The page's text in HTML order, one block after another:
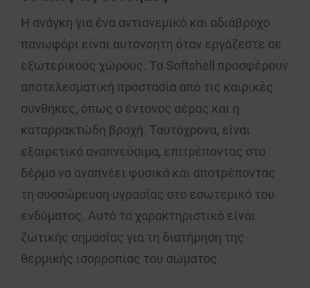
Η ανάγκη για ένα αντιανεμικό και αδιάβροχο
πανωφόρι είναι αυτονόητη όταν εργάζεστε σε
εξωτερικούς χώρους. Τα Softshell προσφέρουν
αποτελεσματική προστασία από τις καιρικές
συνθήκες, όπως ο έντονος αέρας και η
καταρρακτώδη βροχή. Ταυτόχρονα, είναι
εξαιρετικά αναπνεύσιμα, επιτρέποντας στο
δέρμα να αναπνέει φυσικά και αποτρέποντας
τη συσσώρευση υγρασίας στο εσωτερικό του
ενδύματος. Αυτό το χαρακτηριστικό είναι
ζωτικής σημασίας για τη διατήρηση της
θερμικής ισορροπίας του σώματος.